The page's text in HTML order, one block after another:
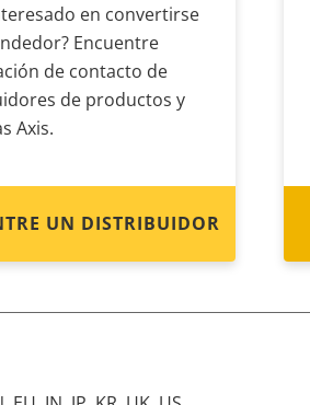
en convertirse
Encuentre
de contacto de
de productos y
Axis.
UN DISTRIBUIDOR